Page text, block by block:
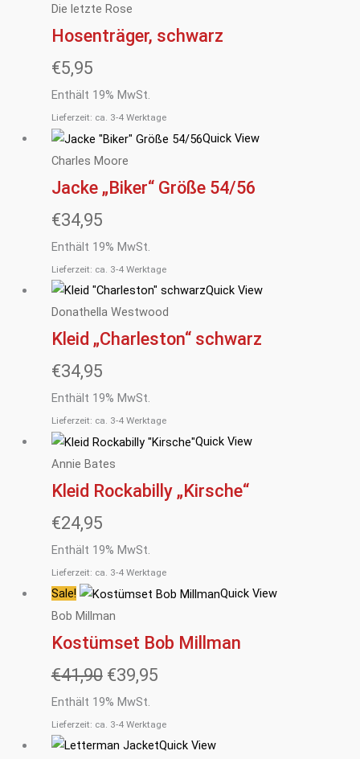
Die letzte Rose
Hosenträger, schwarz
€5,95
Enthält 19% MwSt.
Lieferzeit: ca. 3-4 Werktage
Quick View
Charles Moore
Jacke „Biker“ Größe 54/56
€34,95
Enthält 19% MwSt.
Lieferzeit: ca. 3-4 Werktage
Quick View
Donathella Westwood
Kleid „Charleston“ schwarz
€34,95
Enthält 19% MwSt.
Lieferzeit: ca. 3-4 Werktage
Quick View
Annie Bates
Kleid Rockabilly „Kirsche“
€24,95
Enthält 19% MwSt.
Lieferzeit: ca. 3-4 Werktage
Sale!
Quick View
Bob Millman
Kostümset Bob Millman
€41,90
Ursprünglicher
€41,90
€39,95
Aktueller
Enthält 19% MwSt.
Lieferzeit: ca. 3-4 Werktage
Quick View